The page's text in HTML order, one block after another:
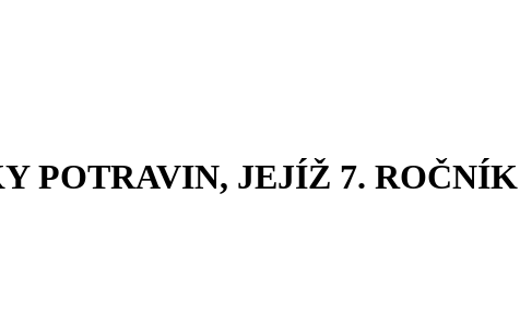
POTRAVIN, JEJÍŽ 7.